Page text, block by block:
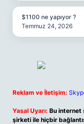
$1100 ne yapıyor ?
Temmuz 24, 2026
Reklam ve İletişim:
Yasal Uyarı: Bu internet
şirketi ile hiçbir